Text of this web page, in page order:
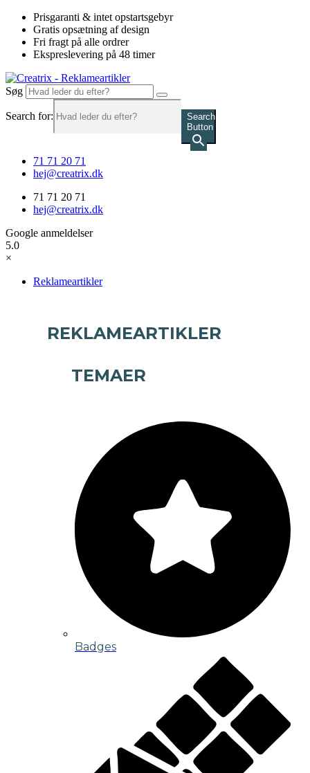
Videre
indhold
Prisgaranti & intet opstartsgebyr
Gratis opsætning af design
Fri fragt på alle ordrer
Ekspreslevering på 48 timer
Søg
Search for:
Search
Button
71 71 20 71
hej@creatrix.dk
71 71 20 71
hej@creatrix.dk
Google anmeldelser
5.0
×
Reklameartikler
REKLAMEARTIKLER
TEMAER
Badges